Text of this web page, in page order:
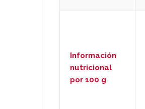
Información
nutricional
por 100 g